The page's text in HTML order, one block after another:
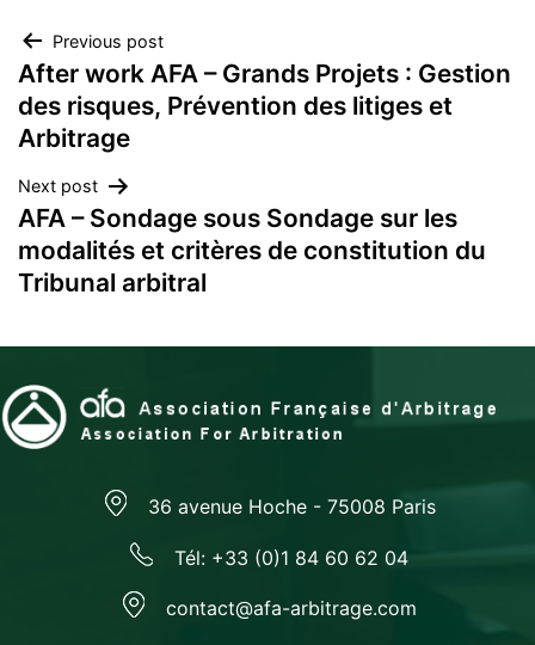
Navigation
de
l’article
Previous post
After work AFA – Grands Projets : Gestion
des risques, Prévention des litiges et
Arbitrage
Next post
AFA – Sondage sous Sondage sur les
modalités et critères de constitution du
Tribunal arbitral
36 avenue Hoche - 75008 Paris
Tél: +33 (0)1 84 60 62 04
contact@afa-arbitrage.com